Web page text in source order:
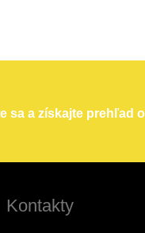
sa a získajte prehľad
Kontakty